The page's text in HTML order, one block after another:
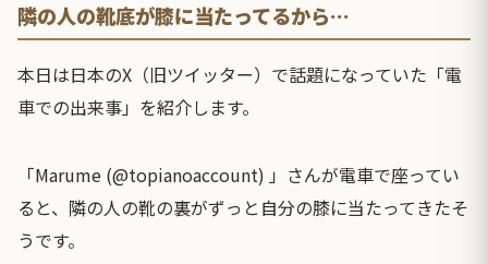
隣の人の靴底が膝に当たってるから…
本日は日本のX（旧ツイッター）で話題になっていた「電
車での出来事」を紹介します。
「Marume (@topianoaccount) 」さんが電車で座ってい
ると、隣の人の靴の裏がずっと自分の膝に当たってきたそ
うです。